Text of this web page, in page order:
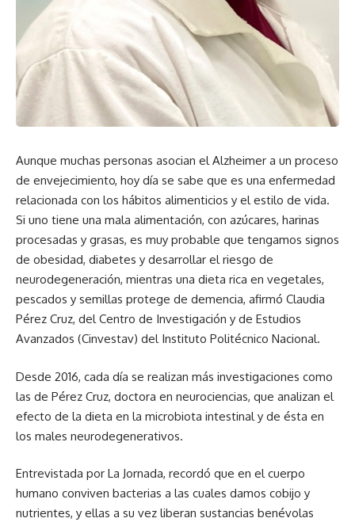
Aunque muchas personas asocian el Alzheimer a un proceso
de envejecimiento, hoy día se sabe que es una enfermedad
relacionada con los hábitos alimenticios y el estilo de vida.
Si uno tiene una mala alimentación, con azúcares, harinas
procesadas y grasas, es muy probable que tengamos signos
de obesidad, diabetes y desarrollar el riesgo de
neurodegeneración, mientras una dieta rica en vegetales,
pescados y semillas protege de demencia, afirmó Claudia
Pérez Cruz, del Centro de Investigación y de Estudios
Avanzados (Cinvestav) del Instituto Politécnico Nacional.
Desde 2016, cada día se realizan más investigaciones como
las de Pérez Cruz, doctora en neurociencias, que analizan el
efecto de la dieta en la microbiota intestinal y de ésta en
los males neurodegenerativos.
Entrevistada por La Jornada, recordó que en el cuerpo
humano conviven bacterias a las cuales damos cobijo y
nutrientes, y ellas a su vez liberan sustancias benévolas